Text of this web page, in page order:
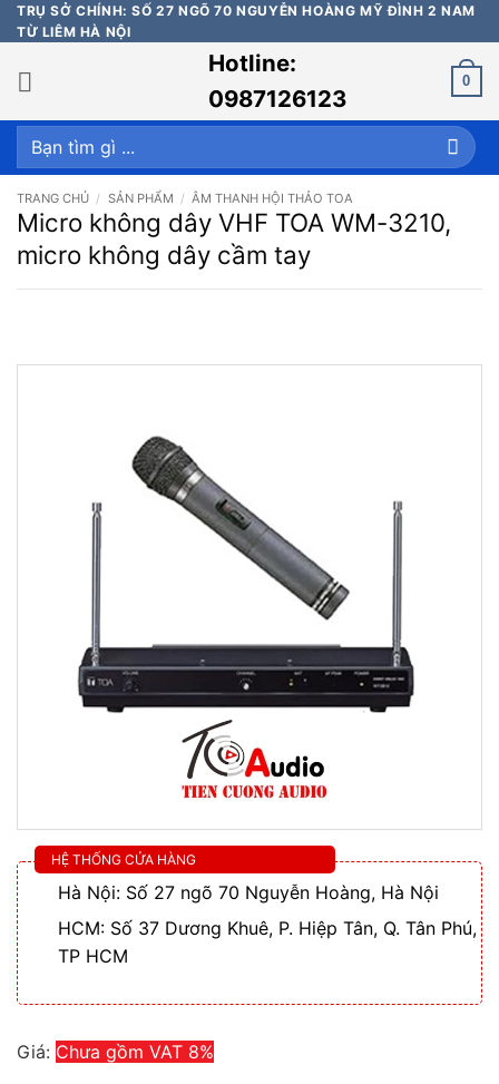
Bỏ
qua
nội
dung
TRỤ SỞ CHÍNH: SỐ 27 NGÕ 70 NGUYỄN HOÀNG MỸ ĐÌNH 2 NAM
TỪ LIÊM HÀ NỘI
Hotline:
0987126123
0
Tìm
kiếm:
TRANG CHỦ / SẢN PHẨM / ÂM THANH HỘI THẢO TOA
Micro không dây VHF TOA WM-3210,
micro không dây cầm tay
HỆ THỐNG CỬA HÀNG
Hà Nội: Số 27 ngõ 70 Nguyễn Hoàng, Hà Nội
HCM: Số 37 Dương Khuê, P. Hiệp Tân, Q. Tân Phú,
TP HCM
Giá: Chưa gồm VAT 8%